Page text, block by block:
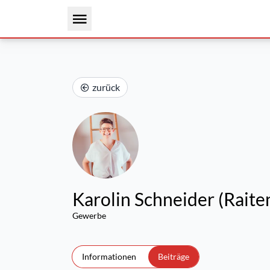
zurück
Karolin Schneider
Gewerbe
Informationen Beiträge